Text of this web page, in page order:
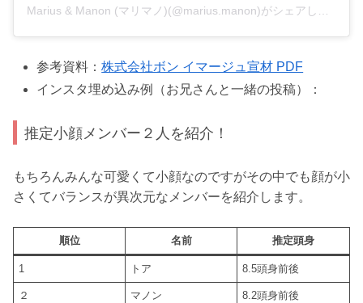
Marius & Manon (マリマノ)(@marius.manon)がシェアした投稿
参考資料：株式会社ボン イマージュ宣材 PDF
インスタ埋め込み例（お兄さんと一緒の投稿）：
推定小顔メンバー２人を紹介！
もちろんみんな可愛くて小顔なのですがその中でも顔が小
さくてバランスが異次元なメンバーを紹介します。
順位 名前 推定頭身
1 トア 8.5頭身前後
２ マノン 8.2頭身前後